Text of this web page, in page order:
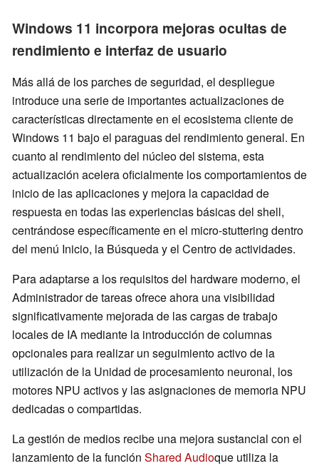
Windows 11 incorpora mejoras ocultas de
rendimiento e interfaz de usuario
Más allá de los parches de seguridad, el despliegue
introduce una serie de importantes actualizaciones de
características directamente en el ecosistema cliente de
Windows 11 bajo el paraguas del rendimiento general. En
cuanto al rendimiento del núcleo del sistema, esta
actualización acelera oficialmente los comportamientos de
inicio de las aplicaciones y mejora la capacidad de
respuesta en todas las experiencias básicas del shell,
centrándose específicamente en el micro-stuttering dentro
del menú Inicio, la Búsqueda y el Centro de actividades.
Para adaptarse a los requisitos del hardware moderno, el
Administrador de tareas ofrece ahora una visibilidad
significativamente mejorada de las cargas de trabajo
locales de IA mediante la introducción de columnas
opcionales para realizar un seguimiento activo de la
utilización de la Unidad de procesamiento neuronal, los
motores NPU activos y las asignaciones de memoria NPU
dedicadas o compartidas.
La gestión de medios recibe una mejora sustancial con el
lanzamiento de la función Shared Audioque utiliza la